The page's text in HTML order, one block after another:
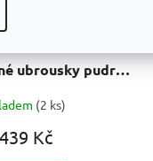
Tululum Lněné ubrousky pudrová 2 ks
(2 ks)
439 Kč